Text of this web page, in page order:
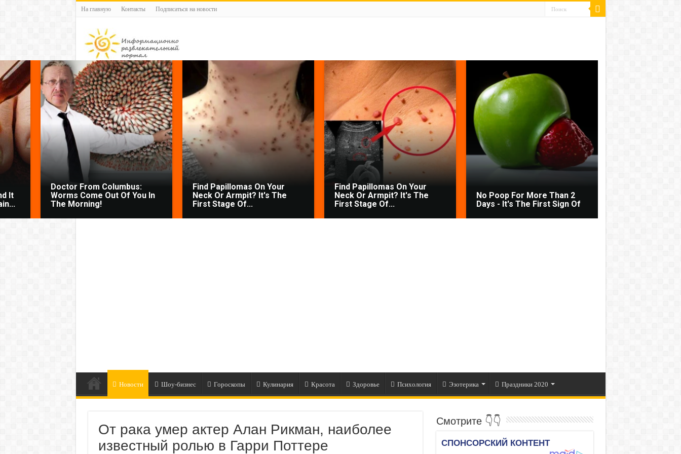
На главную Контакты Подписаться на новости
It
Doctor From Columbus:
Worms Come Out Of You In
The Morning!
Find Papillomas On Your
Neck Or Armpit? It's The
First Stage Of...
Find Papillomas On Your
Neck Or Armpit? It's The
First Stage Of...
No Poop For More Than 2
Days - It's The First Sign Of
Новости Шоу-бизнес Гороскопы Кулинария Красота Здоровье Психология Эзотерика Праздники 2020
От рака умер актер Алан Рикман, наиболее
известный ролью в Гарри Поттере
Смотрите 👇👇